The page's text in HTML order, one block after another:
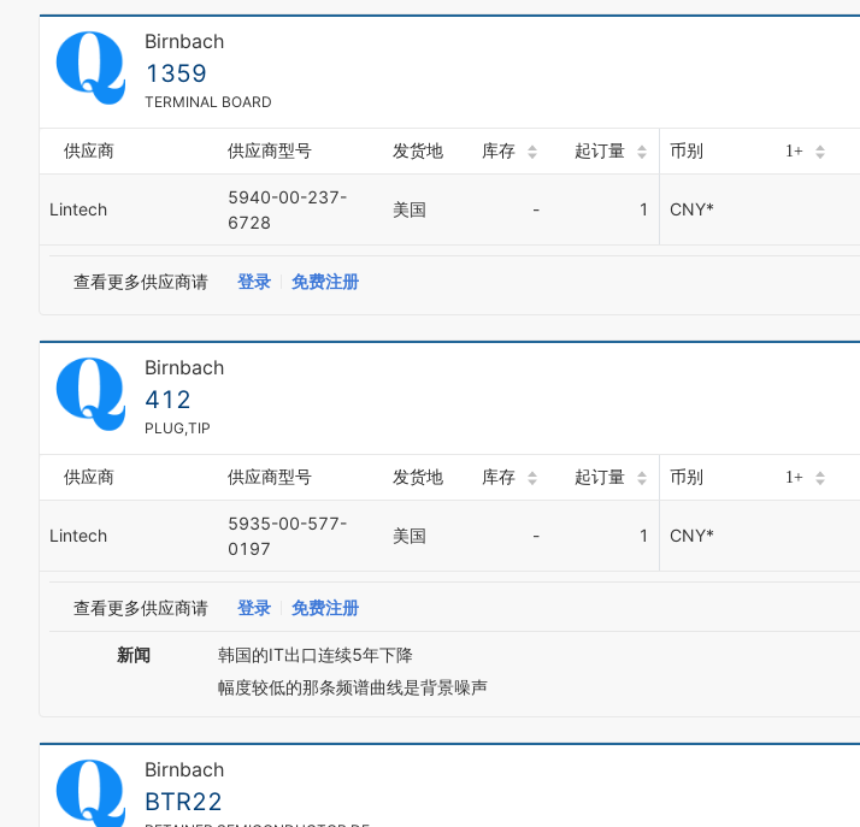
Birnbach
1359
TERMINAL BOARD
供应商 供应商型号 发货地 库存 起订量 币别 1+
Lintech
5940-00-237-
6728
美国 - 1 CNY*
查看更多供应商请 登录 免费注册
Birnbach
412
PLUG,TIP
供应商 供应商型号 发货地 库存 起订量 币别 1+
Lintech
5935-00-577-
0197
美国 - 1 CNY*
查看更多供应商请 登录 免费注册
新闻 韩国的IT出口连续5年下降
幅度较低的那条频谱曲线是背景噪声
Birnbach
BTR22